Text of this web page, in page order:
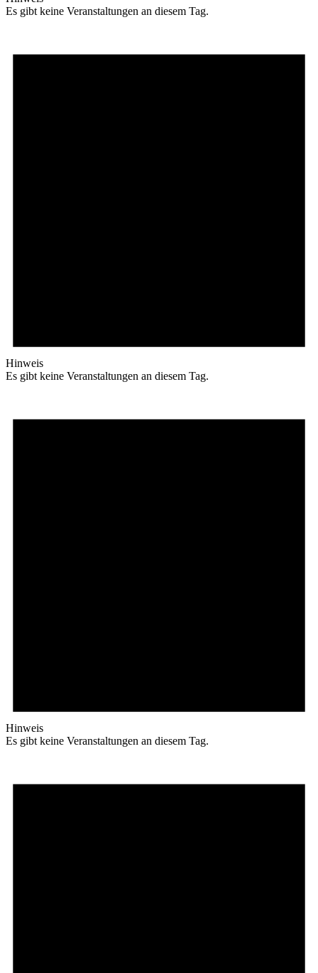
Es gibt keine Veranstaltungen an diesem Tag.
Hinweis
Es gibt keine Veranstaltungen an diesem Tag.
Hinweis
Es gibt keine Veranstaltungen an diesem Tag.